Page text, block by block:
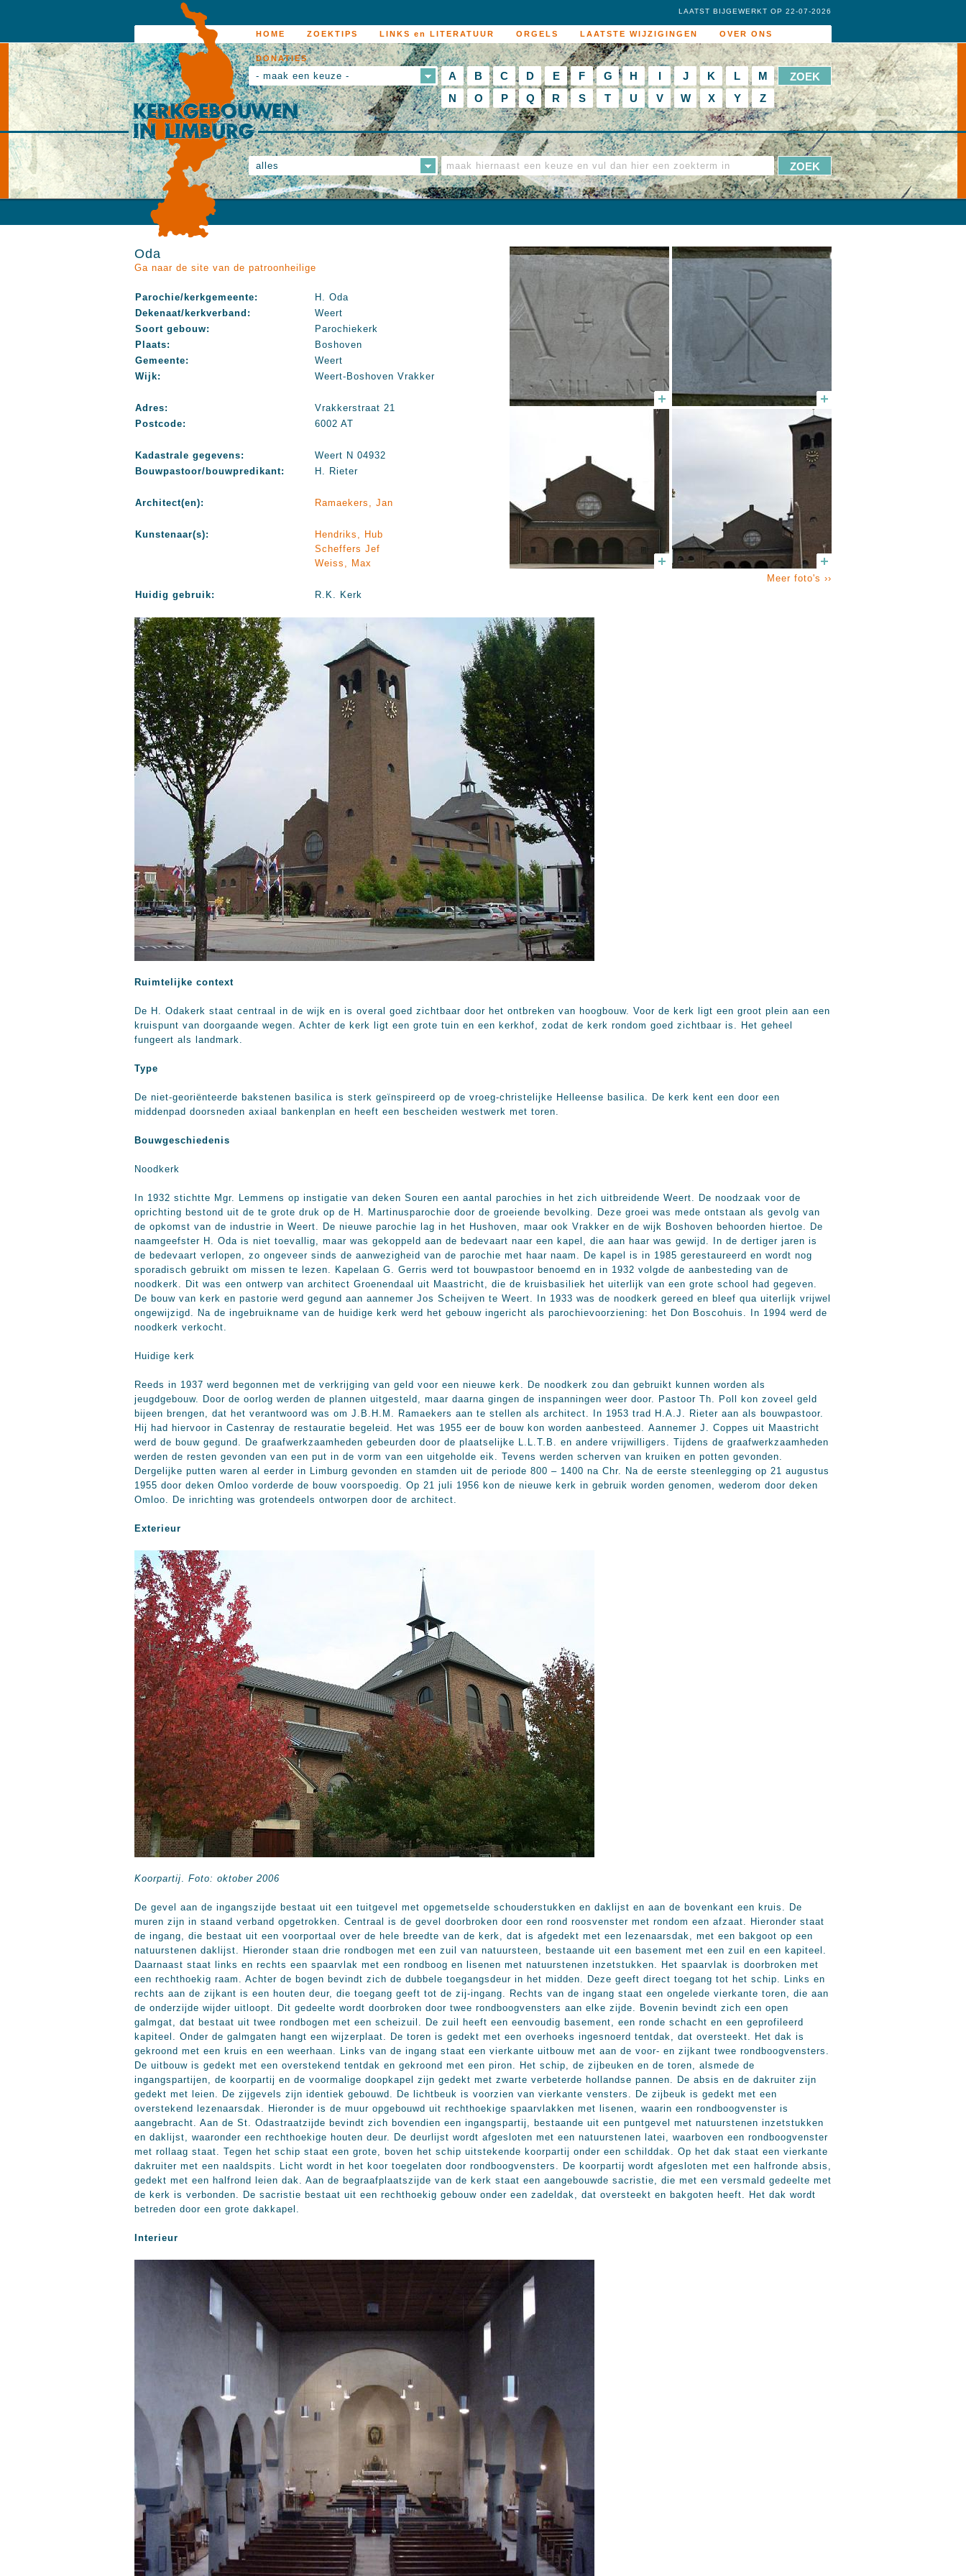
HOME ZOEKTIPS LINKS en LITERATUUR ORGELS LAATSTE WIJZIGINGEN OVER ONS
DONATIES
LAATST BIJGEWERKT OP 22-07-2026
- maak een keuze - A B C D E F G H I J K L
M
N
O P Q R S T U V W X Y Z
alles
Oda
Ga naar de site van de patroonheilige
Parochie/kerkgemeente:
H. Oda
Dekenaat/kerkverband:
Weert
Soort gebouw:
Parochiekerk
Plaats:
Boshoven
Gemeente:
Weert
Wijk:
Weert-Boshoven Vrakker
Adres:
Vrakkerstraat 21
Postcode:
6002 AT
Kadastrale gegevens:
Weert N 04932
Bouwpastoor/bouwpredikant:
H. Rieter
Architect(en): Ramaekers, Jan
Kunstenaar(s):
Hendriks, Hub
Scheffers Jef
Weiss, Max
Huidig gebruik: R.K. Kerk
Meer foto's ››
Ruimtelijke context
De H. Odakerk staat centraal in de wijk en is overal goed zichtbaar door het ontbreken van hoogbouw. Voor de kerk ligt een groot plein aan een
kruispunt van doorgaande wegen. Achter de kerk ligt een grote tuin en een kerkhof, zodat de kerk rondom goed zichtbaar is. Het geheel
fungeert als landmark.
Type
De niet-georiënteerde bakstenen basilica is sterk geïnspireerd op de vroeg-christelijke Helleense basilica. De kerk kent een door een
middenpad doorsneden axiaal bankenplan en heeft een bescheiden westwerk met toren.
Bouwgeschiedenis
Noodkerk
In 1932 stichtte Mgr. Lemmens op instigatie van deken Souren een aantal parochies in het zich uitbreidende Weert. De noodzaak voor de
oprichting bestond uit de te grote druk op de H. Martinusparochie door de groeiende bevolking. Deze groei was mede ontstaan als gevolg van
de opkomst van de industrie in Weert. De nieuwe parochie lag in het Hushoven, maar ook Vrakker en de wijk Boshoven behoorden hiertoe. De
naamgeefster H. Oda is niet toevallig, maar was gekoppeld aan de bedevaart naar een kapel, die aan haar was gewijd. In de dertiger jaren is
de bedevaart verlopen, zo ongeveer sinds de aanwezigheid van de parochie met haar naam. De kapel is in 1985 gerestaureerd en wordt nog
sporadisch gebruikt om missen te lezen. Kapelaan G. Gerris werd tot bouwpastoor benoemd en in 1932 volgde de aanbesteding van de
noodkerk. Dit was een ontwerp van architect Groenendaal uit Maastricht, die de kruisbasiliek het uiterlijk van een grote school had gegeven.
De bouw van kerk en pastorie werd gegund aan aannemer Jos Scheijven te Weert. In 1933 was de noodkerk gereed en bleef qua uiterlijk vrijwel
ongewijzigd. Na de ingebruikname van de huidige kerk werd het gebouw ingericht als parochievoorziening: het Don Boscohuis. In 1994 werd de
noodkerk verkocht.
Huidige kerk
Reeds in 1937 werd begonnen met de verkrijging van geld voor een nieuwe kerk. De noodkerk zou dan gebruikt kunnen worden als
jeugdgebouw. Door de oorlog werden de plannen uitgesteld, maar daarna gingen de inspanningen weer door. Pastoor Th. Poll kon zoveel geld
bijeen brengen, dat het verantwoord was om J.B.H.M. Ramaekers aan te stellen als architect. In 1953 trad H.A.J. Rieter aan als bouwpastoor.
Hij had hiervoor in Castenray de restauratie begeleid. Het was 1955 eer de bouw kon worden aanbesteed. Aannemer J. Coppes uit Maastricht
werd de bouw gegund. De graafwerkzaamheden gebeurden door de plaatselijke L.L.T.B. en andere vrijwilligers. Tijdens de graafwerkzaamheden
werden de resten gevonden van een put in de vorm van een uitgeholde eik. Tevens werden scherven van kruiken en potten gevonden.
Dergelijke putten waren al eerder in Limburg gevonden en stamden uit de periode 800 – 1400 na Chr. Na de eerste steenlegging op 21 augustus
1955 door deken Omloo vorderde de bouw voorspoedig. Op 21 juli 1956 kon de nieuwe kerk in gebruik worden genomen, wederom door deken
Omloo. De inrichting was grotendeels ontworpen door de architect.
Exterieur
Koorpartij. Foto: oktober 2006
De gevel aan de ingangszijde bestaat uit een tuitgevel met opgemetselde schouderstukken en daklijst en aan de bovenkant een kruis. De
muren zijn in staand verband opgetrokken. Centraal is de gevel doorbroken door een rond roosvenster met rondom een afzaat. Hieronder staat
de ingang, die bestaat uit een voorportaal over de hele breedte van de kerk, dat is afgedekt met een lezenaarsdak, met een bakgoot op een
natuurstenen daklijst. Hieronder staan drie rondbogen met een zuil van natuursteen, bestaande uit een basement met een zuil en een kapiteel.
Daarnaast staat links en rechts een spaarvlak met een rondboog en lisenen met natuurstenen inzetstukken. Het spaarvlak is doorbroken met
een rechthoekig raam. Achter de bogen bevindt zich de dubbele toegangsdeur in het midden. Deze geeft direct toegang tot het schip. Links en
rechts aan de zijkant is een houten deur, die toegang geeft tot de zij-ingang. Rechts van de ingang staat een ongelede vierkante toren, die aan
de onderzijde wijder uitloopt. Dit gedeelte wordt doorbroken door twee rondboogvensters aan elke zijde. Bovenin bevindt zich een open
galmgat, dat bestaat uit twee rondbogen met een scheizuil. De zuil heeft een eenvoudig basement, een ronde schacht en een geprofileerd
kapiteel. Onder de galmgaten hangt een wijzerplaat. De toren is gedekt met een overhoeks ingesnoerd tentdak, dat oversteekt. Het dak is
gekroond met een kruis en een weerhaan. Links van de ingang staat een vierkante uitbouw met aan de voor- en zijkant twee rondboogvensters.
De uitbouw is gedekt met een overstekend tentdak en gekroond met een piron. Het schip, de zijbeuken en de toren, alsmede de
ingangspartijen, de koorpartij en de voormalige doopkapel zijn gedekt met zwarte verbeterde hollandse pannen. De absis en de dakruiter zijn
gedekt met leien. De zijgevels zijn identiek gebouwd. De lichtbeuk is voorzien van vierkante vensters. De zijbeuk is gedekt met een
overstekend lezenaarsdak. Hieronder is de muur opgebouwd uit rechthoekige spaarvlakken met lisenen, waarin een rondboogvenster is
aangebracht. Aan de St. Odastraatzijde bevindt zich bovendien een ingangspartij, bestaande uit een puntgevel met natuurstenen inzetstukken
en daklijst, waaronder een rechthoekige houten deur. De deurlijst wordt afgesloten met een natuurstenen latei, waarboven een rondboogvenster
met rollaag staat. Tegen het schip staat een grote, boven het schip uitstekende koorpartij onder een schilddak. Op het dak staat een vierkante
dakruiter met een naaldspits. Licht wordt in het koor toegelaten door rondboogvensters. De koorpartij wordt afgesloten met een halfronde absis,
gedekt met een halfrond leien dak. Aan de begraafplaatszijde van de kerk staat een aangebouwde sacristie, die met een versmald gedeelte met
de kerk is verbonden. De sacristie bestaat uit een rechthoekig gebouw onder een zadeldak, dat oversteekt en bakgoten heeft. Het dak wordt
betreden door een grote dakkapel.
Interieur